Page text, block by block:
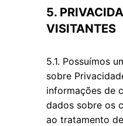
5.
VISITANTES
5.1. Possuímos
sobre
informações de
dados sobre os
ao tratamento